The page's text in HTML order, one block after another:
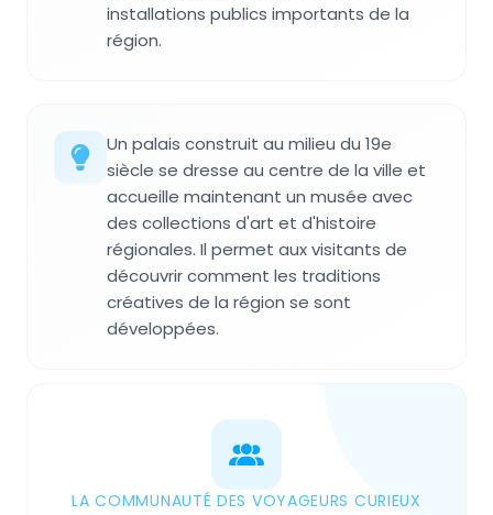
installations publics importants de la
région.
Un palais construit au milieu du 19e
siècle se dresse au centre de la ville et
accueille maintenant un musée avec
des collections d'art et d'histoire
régionales. Il permet aux visitants de
découvrir comment les traditions
créatives de la région se sont
développées.
LA COMMUNAUTÉ DES VOYAGEURS CURIEUX